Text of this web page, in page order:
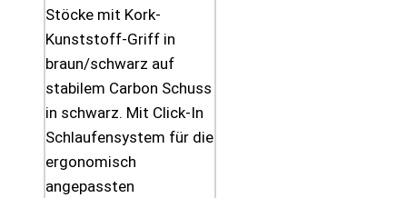
Stöcke mit Kork-
Kunststoff-Griff in
braun/schwarz auf
stabilem Carbon Schuss
in schwarz. Mit Click-In
Schlaufensystem für die
ergonomisch
angepassten